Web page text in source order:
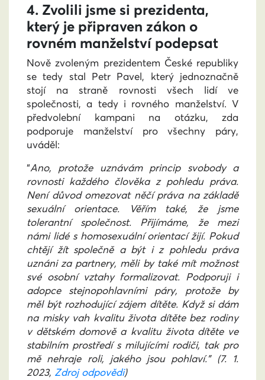
4. Zvolili jsme si prezidenta,
který je připraven zákon o
rovném manželství podepsat
Nově zvoleným prezidentem České republiky
se tedy stal Petr Pavel, který jednoznačně
stojí na straně rovnosti všech lidí ve
společnosti, a tedy i rovného manželství. V
předvolební kampani na otázku, zda
podporuje manželství pro všechny páry,
uváděl:
“Ano, protože uznávám princip svobody a
rovnosti každého člověka z pohledu práva.
Není důvod omezovat něčí práva na základě
sexuální orientace. Věřím také, že jsme
tolerantní společnost. Přijímáme, že mezi
námi lidé s homosexuální orientací žijí. Pokud
chtějí žít společně a být i z pohledu práva
uznáni za partnery, měli by také mít možnost
své osobní vztahy formalizovat. Podporuji i
adopce stejnopohlavními páry, protože by
měl být rozhodující zájem dítěte. Když si dám
na misky vah kvalitu života dítěte bez rodiny
v dětském domově a kvalitu života dítěte ve
stabilním prostředí s milujícími rodiči, tak pro
mě nehraje roli, jakého jsou pohlaví.” (7. 1.
2023, Zdroj odpovědi)